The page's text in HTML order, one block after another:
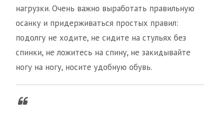
нагрузки. Очень важно выработать правильную
осанку и придерживаться простых правил:
подолгу не ходите, не сидите на стульях без
спинки, не ложитесь на спину, не закидывайте
ногу на ногу, носите удобную обувь.